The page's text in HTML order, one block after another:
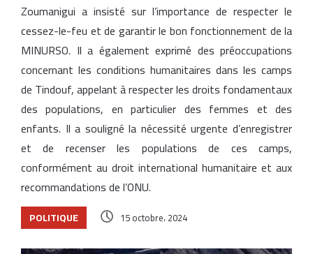
Zoumanigui a insisté sur l’importance de respecter le
cessez-le-feu et de garantir le bon fonctionnement de la
MINURSO. Il a également exprimé des préoccupations
concernant les conditions humanitaires dans les camps
de Tindouf, appelant à respecter les droits fondamentaux
des populations, en particulier des femmes et des
enfants. Il a souligné la nécessité urgente d’enregistrer
et de recenser les populations de ces camps,
conformément au droit international humanitaire et aux
recommandations de l’ONU.
POLITIQUE 15 octobre، 2024
Articles similaires